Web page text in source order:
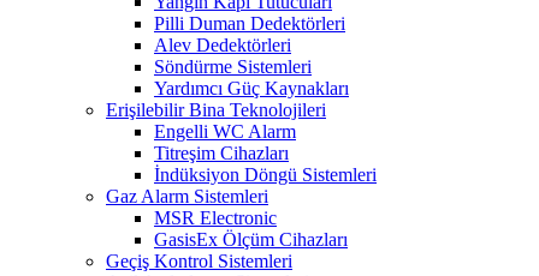
Pilli Duman Dedektörleri
Alev Dedektörleri
Söndürme Sistemleri
Yardımcı Güç Kaynakları
Erişilebilir Bina Teknolojileri
Engelli WC Alarm
Titreşim Cihazları
İndüksiyon Döngü Sistemleri
Gaz Alarm Sistemleri
MSR Electronic
GasisEx Ölçüm Cihazları
Geçiş Kontrol Sistemleri